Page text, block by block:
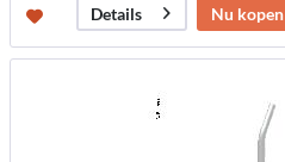
Details
Nu kopen